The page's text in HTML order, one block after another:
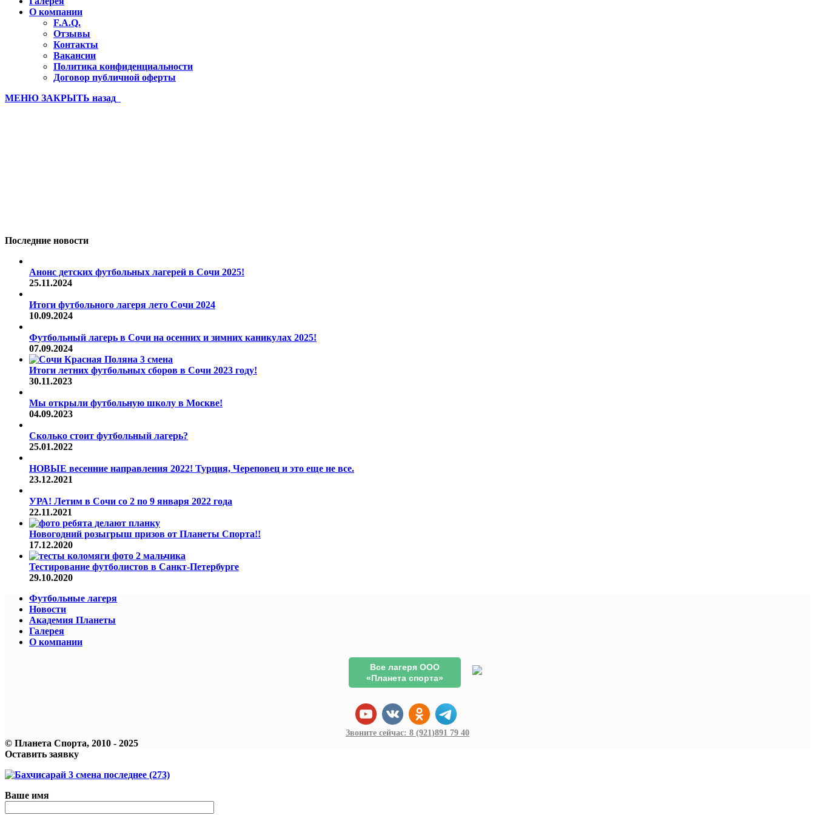
О компании
F.A.Q.
Отзывы
Контакты
Вакансии
Политика конфиденциальности
Договор публичной оферты
МЕНЮ ЗАКРЫТЬ назад
Последние новости
Анонс детских футбольных лагерей в Сочи 2025!
25.11.2024
Итоги футбольного лагеря лето Сочи 2024
10.09.2024
Футбольный лагерь в Сочи на осенних и зимних каникулах 2025!
07.09.2024
Итоги летних футбольных сборов в Сочи 2023 году!
30.11.2023
Мы открыли футбольную школу в Москве!
04.09.2023
Сколько стоит футбольный лагерь?
25.01.2022
НОВЫЕ весенние направления 2022! Турция, Череповец и это еще не все.
23.12.2021
УРА! Летим в Сочи со 2 по 9 января 2022 года
22.11.2021
Новогодний розыгрыш призов от Планеты Спорта!!
17.12.2020
Тестирование футболистов в Санкт-Петербурге
29.10.2020
Футбольные лагеря
Новости
Академия Планеты
Галерея
О компании
Все лагеря ООО
«Планета спорта»
Звоните сейчас: 8 (921)891 79 40
© Планета Спорта, 2010 - 2025
Оставить заявку
Ваше имя